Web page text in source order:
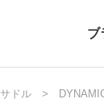
ブ
自転車パーツ
プレスリリ
サドル